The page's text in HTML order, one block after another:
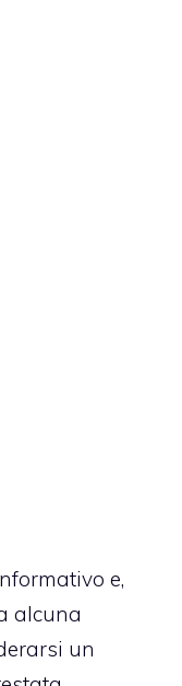
e,
alcuna
un